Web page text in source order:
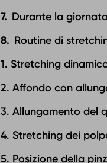
Durante la
Routine di
1. Stretching
2. Affondo con
3. Allungamento del
4. Stretching dei
5. Posizione della